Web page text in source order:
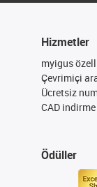
Hizmetler
myigus
Çevrimiçi
Ücretsiz
CAD
Ödüller